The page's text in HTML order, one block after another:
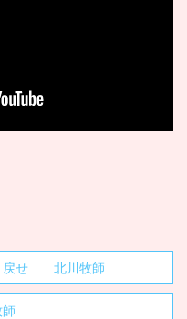
戻せ 北川牧師